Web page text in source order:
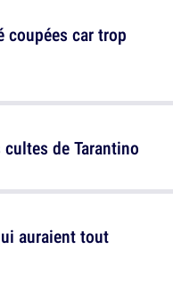
coupées car trop
auraient tout
de Tarantino